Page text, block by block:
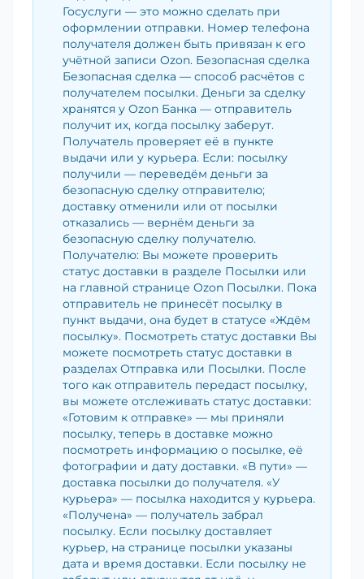
Госуслуги — это можно сделать при
оформлении отправки. Номер телефона
получателя должен быть привязан к его
учётной записи Ozon. Безопасная сделка
Безопасная сделка — способ расчётов с
получателем посылки. Деньги за сделку
хранятся у Ozon Банка — отправитель
получит их, когда посылку заберут.
Получатель проверяет её в пункте
выдачи или у курьера. Если: посылку
получили — переведём деньги за
безопасную сделку отправителю;
доставку отменили или от посылки
отказались — вернём деньги за
безопасную сделку получателю.
Получателю: Вы можете проверить
статус доставки в разделе Посылки или
на главной странице Ozon Посылки. Пока
отправитель не принесёт посылку в
пункт выдачи, она будет в статусе «Ждём
посылку». Посмотреть статус доставки Вы
можете посмотреть статус доставки в
разделах Отправка или Посылки. После
того как отправитель передаст посылку,
вы можете отслеживать статус доставки:
«Готовим к отправке» — мы приняли
посылку, теперь в доставке можно
посмотреть информацию о посылке, её
фотографии и дату доставки. «В пути» —
доставка посылки до получателя. «У
курьера» — посылка находится у курьера.
«Получена» — получатель забрал
посылку. Если посылку доставляет
курьер, на странице посылки указаны
дата и время доставки. Если посылку не